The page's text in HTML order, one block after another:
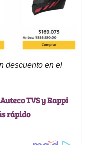
descuento en el
TVS y Rappi
rápido